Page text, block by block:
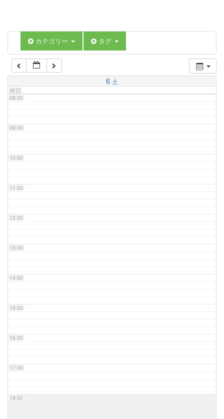
カテゴリー タグ
6 土
終日
07:00
08:00
09:00
10:00
11:00
12:00
13:00
14:00
15:00
16:00
17:00
18:00